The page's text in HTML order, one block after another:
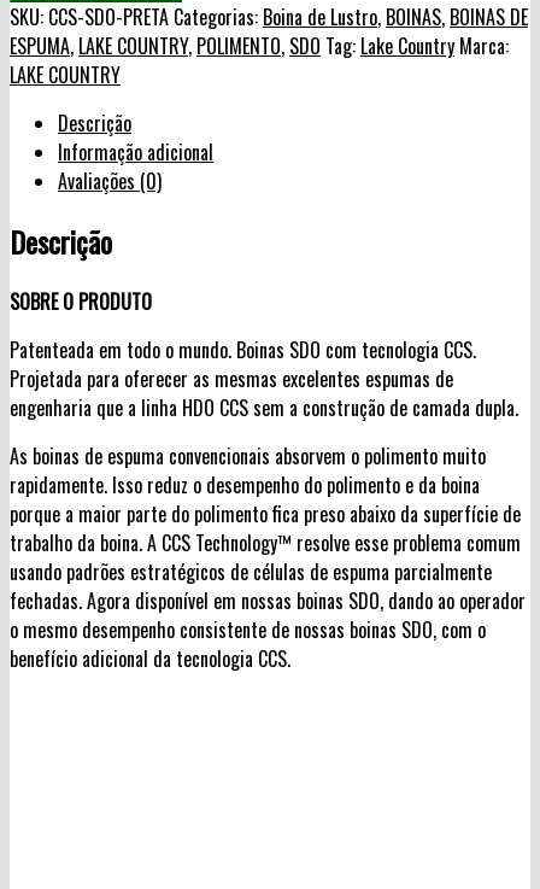
SKU: CCS-SDO-PRETA Categorias: Boina de Lustro, BOINAS, BOINAS DE
ESPUMA, LAKE COUNTRY, POLIMENTO, SDO Tag: Lake Country Marca:
LAKE COUNTRY
Descrição
Informação adicional
Avaliações (0)
Descrição
SOBRE O PRODUTO
Patenteada em todo o mundo. Boinas SDO com tecnologia CCS.
Projetada para oferecer as mesmas excelentes espumas de
engenharia que a linha HDO CCS sem a construção de camada dupla.
As boinas de espuma convencionais absorvem o polimento muito
rapidamente. Isso reduz o desempenho do polimento e da boina
porque a maior parte do polimento fica preso abaixo da superfície de
trabalho da boina. A CCS Technology™ resolve esse problema comum
usando padrões estratégicos de células de espuma parcialmente
fechadas. Agora disponível em nossas boinas SDO, dando ao operador
o mesmo desempenho consistente de nossas boinas SDO, com o
benefício adicional da tecnologia CCS.